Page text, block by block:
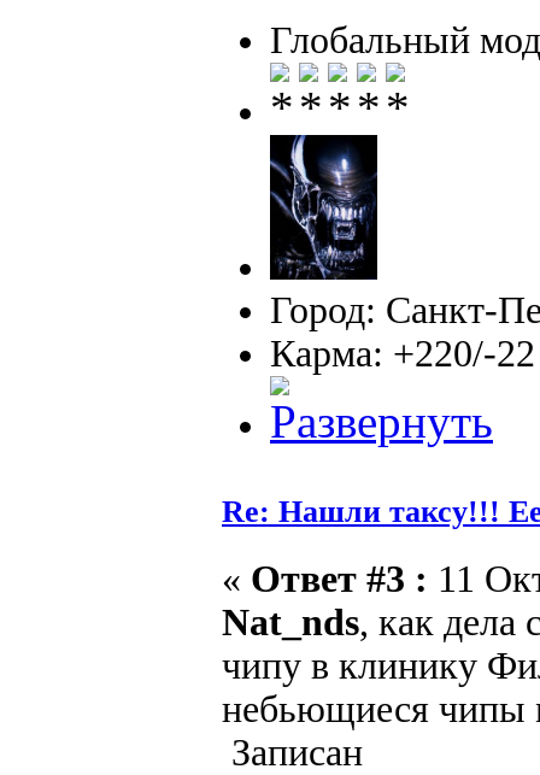
Глобальный
Город: Санкт-
Карма: +220/-22
Re: Нашли таксу!!!
« Ответ #3 : 11
Nat_nds, как дела
чипу в клинику
небьющиеся чипы
Записан